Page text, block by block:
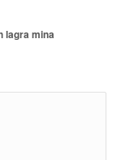
lagra mina